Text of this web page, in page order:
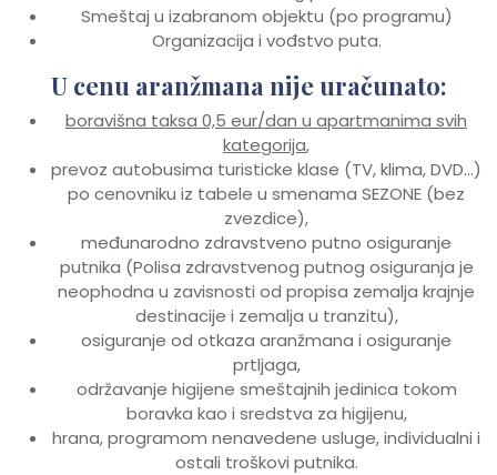
Smeštaj u izabranom objektu (po programu)
Organizacija i vođstvo puta.
U cenu aranžmana nije uračunato:
boravišna taksa 0,5 eur/dan u apartmanima svih
kategorija,
prevoz autobusima turisticke klase (TV, klima, DVD…)
po cenovniku iz tabele u smenama SEZONE (bez
zvezdice),
međunarodno zdravstveno putno osiguranje
putnika (Polisa zdravstvenog putnog osiguranja je
neophodna u zavisnosti od propisa zemalja krajnje
destinacije i zemalja u tranzitu),
osiguranje od otkaza aranžmana i osiguranje
prtljaga,
održavanje higijene smeštajnih jedinica tokom
boravka kao i sredstva za higijenu,
hrana, programom nenavedene usluge, individualni i
ostali troškovi putnika.